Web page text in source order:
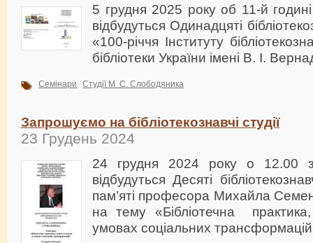
5 грудня 2025 року об 11-й
відбудуться Одинадцяті
«100-річчя Інституту
бібліотеки України імені В. І.
Семінари Студії М. С. Слободяника
Запрошуємо на бібліотекознавчі студії
23 Грудень 2024
24 грудня 2024 року о 12.00
відбудуться Десяті
пам’яті професора Михайла
на тему «Бібліотечна
умовах соціальних